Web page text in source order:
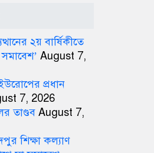
২য় বার্ষিকীতে
August 7,
প্রধান
7, 2026
তাণ্ডব August 7,
শিক্ষা কল্যাণ